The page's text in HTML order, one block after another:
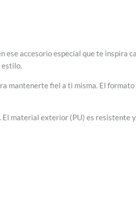
ese accesorio especial que te inspira
estilo.
mantenerte fiel a ti misma. El
El material exterior (PU) es resistente